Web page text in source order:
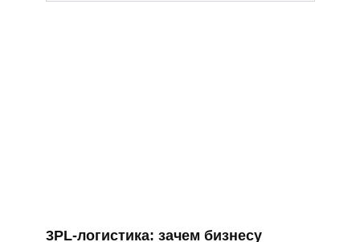
3PL‑логистика: зачем бизнесу